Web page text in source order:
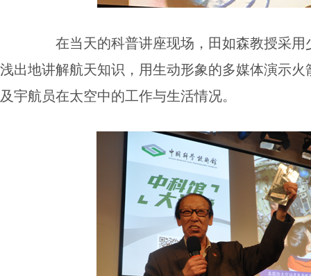
在当天的科普讲座现场，田如森教授采
浅出地讲解航天知识，用生动形象的多媒体演示
及宇航员在太空中的工作与生活情况。